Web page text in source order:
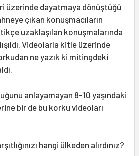
üzerinde dayatmaya dönüştüğü
çıkan konuşmacıların
uzaklaşılan konuşmalarında
Videolarla kitle üzerinde
ne yazık ki mitingdeki
anlayamayan 8-10 yaşındaki
bir de bu korku videoları
hangi ülkeden alırdınız?